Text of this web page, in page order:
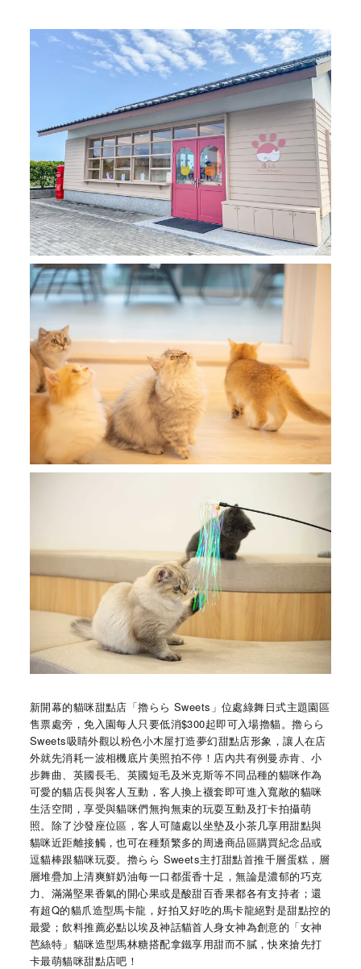
新開幕的貓咪甜點店「擼らら Sweets」位處綠舞日式主題園區
售票處旁，免入園每人只要低消$300起即可入場擼貓。擼らら
Sweets吸睛外觀以粉色小木屋打造夢幻甜點店形象，讓人在店
外就先消耗一波相機底片美照拍不停！店內共有例曼赤肯、小
步舞曲、英國長毛、英國短毛及米克斯等不同品種的貓咪作為
可愛的貓店長與客人互動，客人換上襪套即可進入寬敞的貓咪
生活空間，享受與貓咪們無拘無束的玩耍互動及打卡拍攝萌
照。除了沙發座位區，客人可隨處以坐墊及小茶几享用甜點與
貓咪近距離接觸，也可在種類繁多的周邊商品區購買紀念品或
逗貓棒跟貓咪玩耍。擼らら Sweets主打甜點首推千層蛋糕，層
層堆疊加上清爽鮮奶油每一口都蛋香十足，無論是濃郁的巧克
力、滿滿堅果香氣的開心果或是酸甜百香果都各有支持者；還
有超Q的貓爪造型馬卡龍，好拍又好吃的馬卡龍絕對是甜點控的
最愛；飲料推薦必點以埃及神話貓首人身女神為創意的「女神
芭絲特」貓咪造型馬林糖搭配拿鐵享用甜而不膩，快來搶先打
卡最萌貓咪甜點店吧！